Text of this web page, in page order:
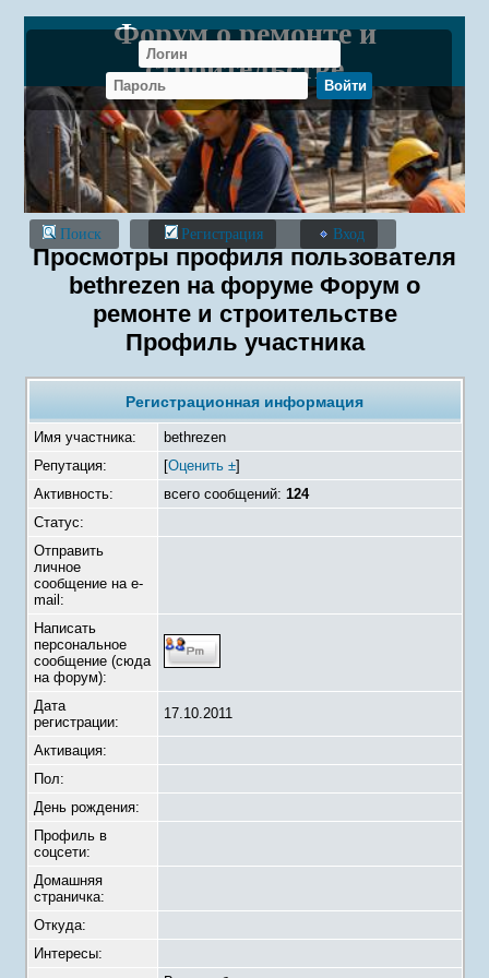
Форум о ремонте и
строительстве
Поиск Регистрация Вход
Просмотры профиля пользователя
bethrezen на форуме Форум о
ремонте и строительстве
Профиль участника
Регистрационная информация
Имя участника:
bethrezen
Репутация:
[Оценить ±]
Активность:
всего сообщений: 124
Статус:
Отправить
личное
сообщение на e-
mail:
Написать
персональное
сообщение (сюда
на форум):
Дата
регистрации:
17.10.2011
Активация:
Пол:
День рождения:
Профиль в
соцсети:
Домашняя
страничка:
Откуда:
Интересы: